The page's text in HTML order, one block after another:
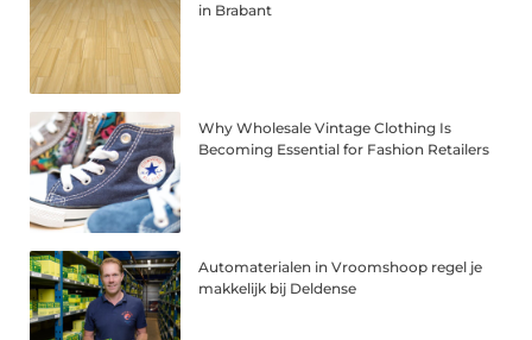
in Brabant
Why Wholesale Vintage Clothing Is
Becoming Essential for Fashion Retailers
Automaterialen in Vroomshoop regel je
makkelijk bij Deldense